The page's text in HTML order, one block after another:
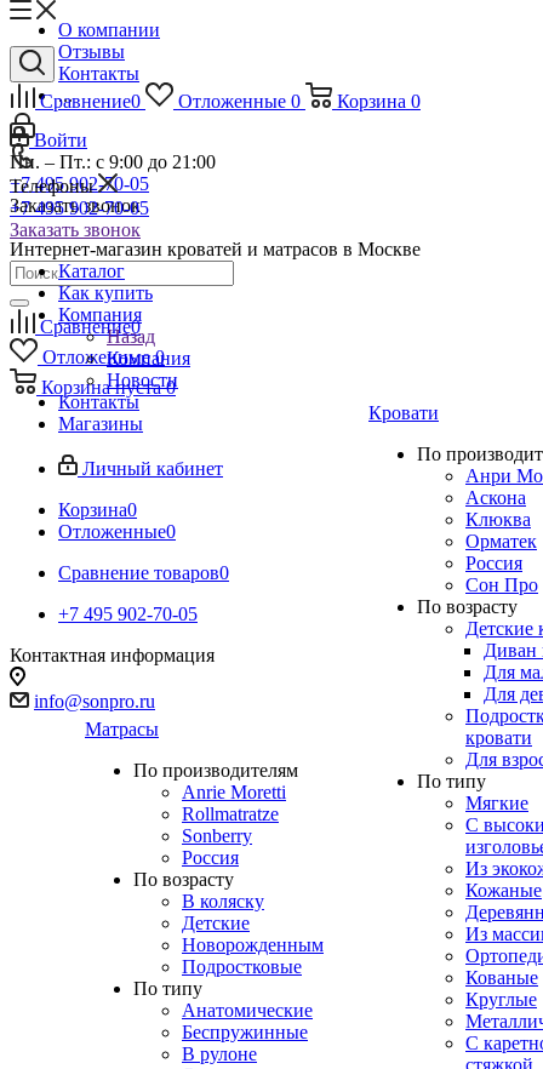
О компании
Отзывы
Контакты
...
Войти
Пн. – Пт.: с 9:00 до 21:00
+7 495 902-70-05
Заказать звонок
Интернет-магазин кроватей и матрасов в Москве
Сравнение0
Отложенные 0
Корзина пуста 0
Матрасы
По производителям
Anrie Moretti
Rollmatratze
Sonberry
Россия
По возрасту
В коляску
Детские
Новорожденным
Подростковые
По типу
Анатомические
Беспружинные
В рулоне
Кровати
По
Анри
Аскона
Клюква
Орматек
Россия
Сон Про
По возрасту
Детские
Диван
Для
Для
кровати
Для
По типу
Мягкие
C
Из
Кожаные
Из
Кованые
Круглые
С
стяжкой
Сравнение0 Отложенные 0 Корзина 0
Телефоны
+7 495 902-70-05
Заказать звонок
Каталог
Как купить
Компания
Назад
Компания
Новости
Контакты
Магазины
Личный кабинет
Корзина0
Отложенные0
Сравнение товаров0
+7 495 902-70-05
Контактная информация
info@sonpro.ru